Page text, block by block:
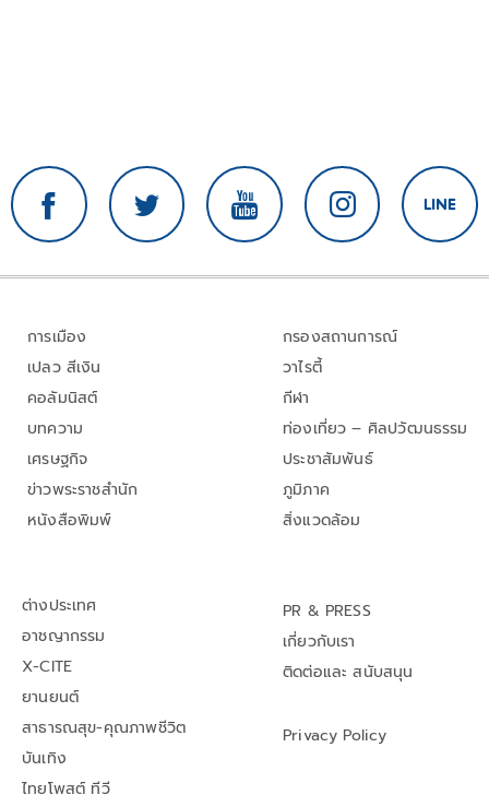
การเมือง
เปลว สีเงิน
คอลัมนิสต์
บทความ
เศรษฐกิจ
ข่าวพระราชสำนัก
หนังสือพิมพ์
กรองสถานการณ์
วาไรตี้
กีฬา
ท่องเที่ยว – ศิลปวัฒนธรรม
ประชาสัมพันธ์
ภูมิภาค
สิ่งแวดล้อม
ต่างประเทศ
อาชญากรรม
X-CITE
ยานยนต์
สาธารณสุข-คุณภาพชีวิต
บันเทิง
ไทยโพสต์ ทีวี
PR & PRESS
เกี่ยวกับเรา
ติดต่อและ สนับสนุน
Privacy Policy